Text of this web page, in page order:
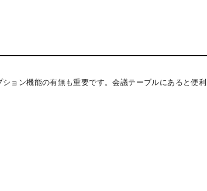
ョン機能の有無も重要です。会議テーブルにあると便利